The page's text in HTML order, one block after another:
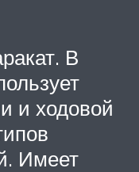
В
и ходовой
Имеет